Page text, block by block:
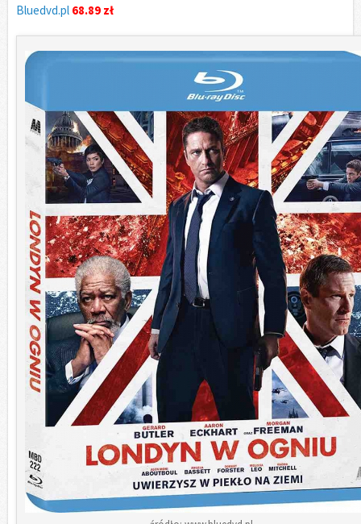
Bluedvd.pl 68.89 zł